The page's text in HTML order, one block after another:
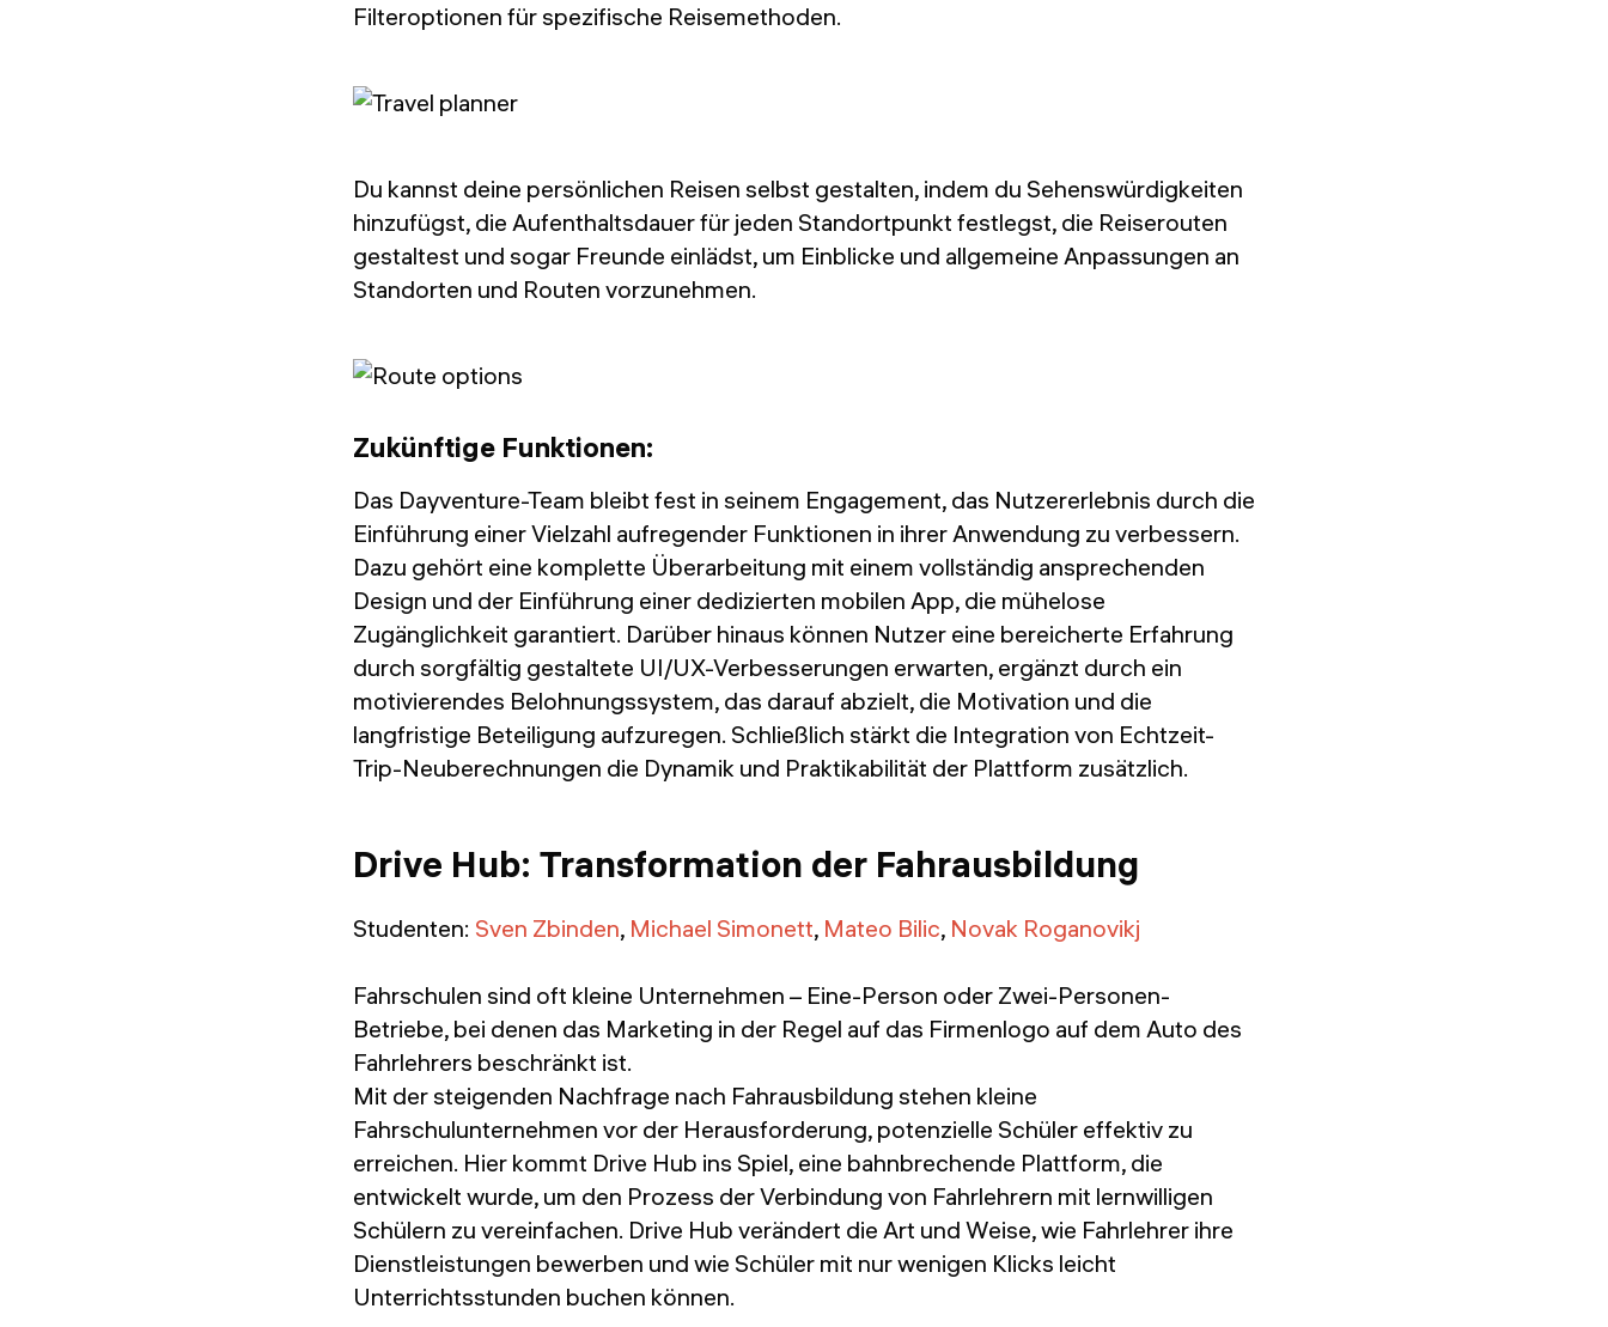
Filteroptionen für spezifische Reisemethoden.
Du kannst deine persönlichen Reisen selbst gestalten, indem du Sehenswürdigkeiten
hinzufügst, die Aufenthaltsdauer für jeden Standortpunkt festlegst, die Reiserouten
gestaltest und sogar Freunde einlädst, um Einblicke und allgemeine Anpassungen an
Standorten und Routen vorzunehmen.
Zukünftige Funktionen:
Das Dayventure-Team bleibt fest in seinem Engagement, das Nutzererlebnis durch die
Einführung einer Vielzahl aufregender Funktionen in ihrer Anwendung zu verbessern.
Dazu gehört eine komplette Überarbeitung mit einem vollständig ansprechenden
Design und der Einführung einer dedizierten mobilen App, die mühelose
Zugänglichkeit garantiert. Darüber hinaus können Nutzer eine bereicherte Erfahrung
durch sorgfältig gestaltete UI/UX-Verbesserungen erwarten, ergänzt durch ein
motivierendes Belohnungssystem, das darauf abzielt, die Motivation und die
langfristige Beteiligung aufzuregen. Schließlich stärkt die Integration von Echtzeit-
Trip-Neuberechnungen die Dynamik und Praktikabilität der Plattform zusätzlich.
Drive Hub: Transformation der Fahrausbildung
Studenten: Sven Zbinden, Michael Simonett, Mateo Bilic, Novak Roganovikj
Fahrschulen sind oft kleine Unternehmen – Eine-Person oder Zwei-Personen-
Betriebe, bei denen das Marketing in der Regel auf das Firmenlogo auf dem Auto des
Fahrlehrers beschränkt ist.
Mit der steigenden Nachfrage nach Fahrausbildung stehen kleine
Fahrschulunternehmen vor der Herausforderung, potenzielle Schüler effektiv zu
erreichen. Hier kommt Drive Hub ins Spiel, eine bahnbrechende Plattform, die
entwickelt wurde, um den Prozess der Verbindung von Fahrlehrern mit lernwilligen
Schülern zu vereinfachen. Drive Hub verändert die Art und Weise, wie Fahrlehrer ihre
Dienstleistungen bewerben und wie Schüler mit nur wenigen Klicks leicht
Unterrichtsstunden buchen können.